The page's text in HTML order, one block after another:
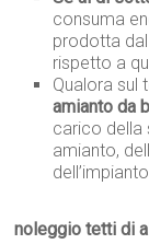
consuma
prodotta
rispetto a
Qualora sul
amianto da
carico della
amianto,
noleggio tetti di